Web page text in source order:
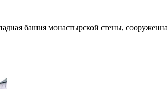
башня монастырской стены,